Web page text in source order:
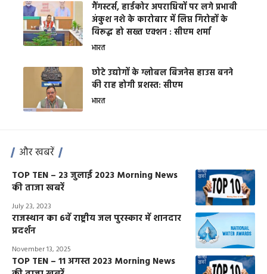
गैंगस्टर्स, हार्डकोर अपराधियों पर लगे प्रभावी
अंकुश नशे के कारोबार में लिप्त गिरोहों के
विरूद्ध हो सख्त एक्शन : सीएम शर्मा
भारत
छोटे उद्योगों के ग्लोबल बिजनेस हाउस बनने
की राह होगी प्रशस्त: सीएम
भारत
और खबरें
TOP TEN – 23 जुलाई 2023 Morning News
की ताजा खबरें
July 23, 2023
राजस्थान का 6वें राष्ट्रीय जल पुरस्कार में शानदार
प्रदर्शन
November 13, 2025
TOP TEN – 11 अगस्त 2023 Morning News